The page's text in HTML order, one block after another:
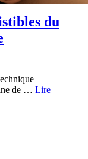
du
de … Lire